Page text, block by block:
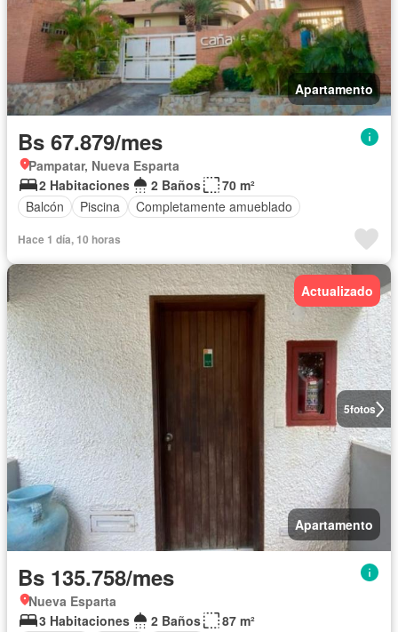
Apartamento
Bs 67.879/mes
Pampatar, Nueva Esparta
2 Habitaciones
2 Baños
70 m²
Balcón
Piscina Completamente amueblado
Hace 1 día, 10 horas
5fotos
Actualizado
Apartamento
Bs 135.758/mes
Nueva Esparta
3 Habitaciones
2 Baños
87 m²